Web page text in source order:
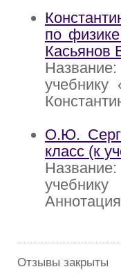
по
Касьянов
О.Ю.
класс (к
Отзывы закрыты